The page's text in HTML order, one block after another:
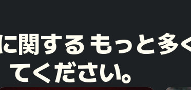
する もっと多
てください。​